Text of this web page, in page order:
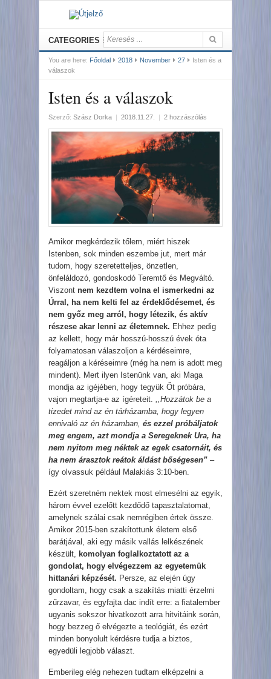
CATEGORIES
You are here: Főoldal 2018 November 27
Isten és a
válaszok
Isten és a válaszok
Szerző: Szász Dorka | 2018.11.27. | 2 hozzászólás
Amikor megkérdezik tőlem, miért hiszek
Istenben, sok minden eszembe jut, mert már
tudom, hogy szeretetteljes, önzetlen,
önfeláldozó, gondoskodó Teremtő és Megváltó.
Viszont nem kezdtem volna el ismerkedni az
Úrral, ha nem kelti fel az érdeklődésemet, és
nem győz meg arról, hogy létezik, és aktív
részese akar lenni az életemnek. Ehhez pedig
az kellett, hogy már hosszú-hosszú évek óta
folyamatosan válaszoljon a kérdéseimre,
reagáljon a kéréseimre (még ha nem is adott meg
mindent). Mert ilyen Istenünk van, aki Maga
mondja az igéjében, hogy tegyük Őt próbára,
vajon megtartja-e az ígéreteit. ,,Hozzátok be a
tizedet mind az én tárházamba, hogy legyen
ennivaló az én házamban, és ezzel próbáljatok
meg engem, azt mondja a Seregeknek Ura, ha
nem nyitom meg néktek az egek csatornáit, és
ha nem árasztok reátok áldást bőségesen” –
így olvassuk például Malakiás 3:10-ben.
Ezért szeretném nektek most elmesélni az egyik,
három évvel ezelőtt kezdődő tapasztalatomat,
amelynek szálai csak nemrégiben értek össze.
Amikor 2015-ben szakítottunk életem első
barátjával, aki egy másik vallás lelkészének
készült, komolyan foglalkoztatott az a
gondolat, hogy elvégezzem az egyetemük
hittanári képzését. Persze, az elején úgy
gondoltam, hogy csak a szakítás miatti érzelmi
zűrzavar, és egyfajta dac indít erre: a fiatalember
ugyanis sokszor hivatkozott arra hitvitáink során,
hogy bezzeg ő elvégezte a teológiát, és ezért
minden bonyolult kérdésre tudja a biztos,
egyedüli legjobb választ.
Emberileg elég nehezen tudtam elképzelni a